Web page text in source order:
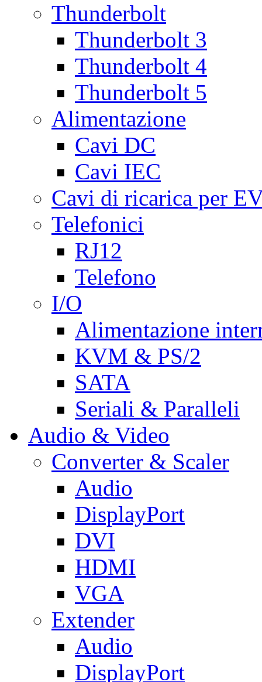
Thunderbolt
Thunderbolt 3
Thunderbolt 4
Thunderbolt 5
Alimentazione
Cavi DC
Cavi IEC
Cavi di ricarica per
Telefonici
RJ12
Telefono
I/O
Alimentazione
KVM & PS/2
SATA
Seriali & Paralleli
Audio & Video
Converter & Scaler
Audio
DisplayPort
DVI
HDMI
VGA
Extender
Audio
DisplayPort